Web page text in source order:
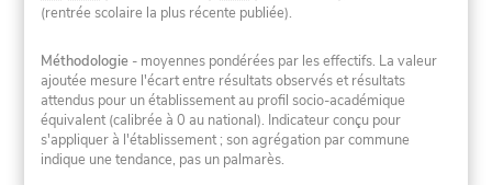
(rentrée scolaire la plus récente publiée).
Méthodologie - moyennes pondérées par les effectifs. La valeur
ajoutée mesure l'écart entre résultats observés et résultats
attendus pour un établissement au profil socio-académique
équivalent (calibrée à 0 au national). Indicateur conçu pour
s'appliquer à l'établissement ; son agrégation par commune
indique une tendance, pas un palmarès.